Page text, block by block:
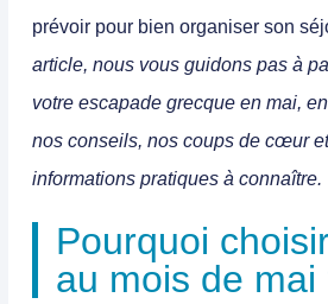
prévoir pour bien organiser son
article, nous vous guidons pas à
votre escapade grecque en mai,
nos conseils, nos coups de cœur
informations pratiques à connaître.
Pourquoi
au mois de mai